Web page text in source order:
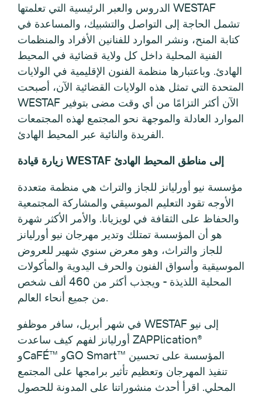
الدروس والعبر الرئيسية التي تعلمتها WESTAF
تشمل الحاجة إلى التواصل والتشبيك، والمساعدة في
كتابة المنح، ونشر الموارد للفنانين الأفراد والمنظمات
الفنية المحلية داخل كل ولاية قضائية في المحيط
الهادئ. وباعتبارها منظمة الفنون الإقليمية في الولايات
المتحدة التي تمثل هذه الولايات القضائية الآن، أصبحت
WESTAF الآن أكثر التزامًا من أي وقت مضى بتوفير
الموارد العادلة والموجهة نحو المجتمع لهذه المجتمعات
الفريدة والنائية عبر المحيط الهادئ.
زيارة قيادة WESTAF إلى مناطق المحيط الهادئ
مؤسسة نيو أورليانز للجاز والتراث هي منظمة متعددة
الأوجه تقود التعليم الموسيقي والمشاركة المجتمعية
والحفاظ على الثقافة في لويزيانا. والأمر الأكثر شهرة
هو أن المؤسسة تمتلك وتدير مهرجان نيو أورليانز
للجاز والتراث، وهو معرض سنوي شهير للعروض
الموسيقية وأسواق الفنون والحرف اليدوية والمأكولات
المحلية اللذيذة - ويجذب أكثر من 460 ألف شخص
من جميع أنحاء العالم.
في شهر أبريل، سافر موظفو WESTAF إلى نيو
أورليانز لفهم كيف ساعدت ZAPPlication®
وCaFÉ™ وGO Smart™ المؤسسة على تحسين
تنفيذ المهرجان وتعظيم تأثير برامجها على المجتمع
المحلي. اقرأ أحدث منشوراتنا على المدونة للحصول